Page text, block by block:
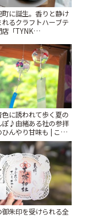
町に誕生。香りと静け
れるクラフトハーブテ
店「TYNK
に誘われて歩く夏の
ぽ♪由緒ある社の参拝
ひんやり甘味も | こと
朱印を受けられる全